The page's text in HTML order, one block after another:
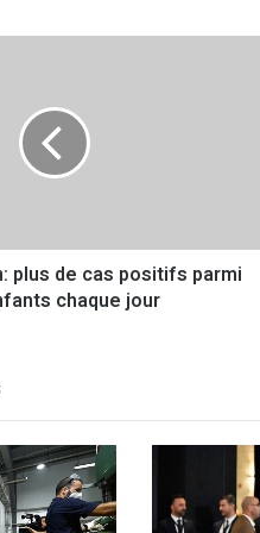
plus de cas positifs parmi
chaque jour